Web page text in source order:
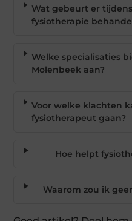
Wat gebeurt er
fysiotherapie
Welke specialisaties
Molenbeek aan?
Voor welke klachten
fysiotherapeut gaan?
Hoe helpt
Waarom zou ik